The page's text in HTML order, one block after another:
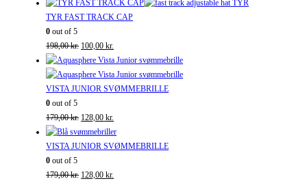
TYR FAST TRACK CAP
0 out of 5
198,00kr. Den
oprindelige
pris
var:
100,00kr.
aktuelle
pris
er:
VISTA JUNIOR SVØMMEBRILLE
0 out of 5
179,00kr. Den
oprindelige
pris
179,00 kr..
128,00kr.
aktuelle
pris
VISTA JUNIOR SVØMMEBRILLE
0 out of 5
179,00kr. Den
128,00kr.